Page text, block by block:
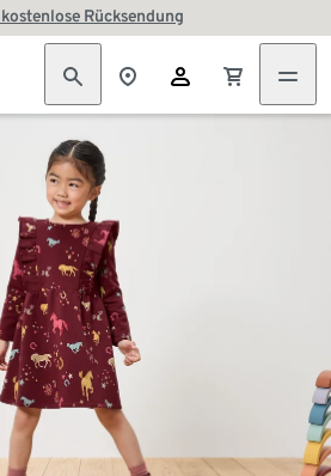
Rücksendung